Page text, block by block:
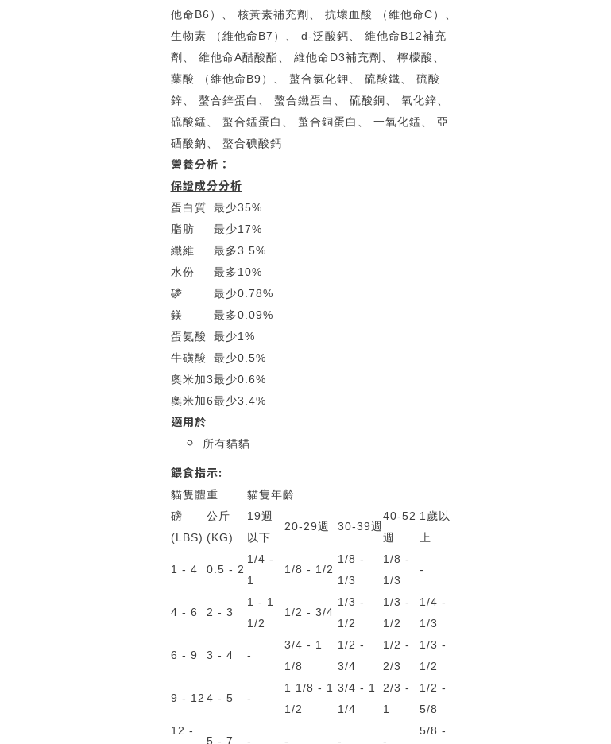
他命B6）、 核黃素補充劑、 抗壞血酸 （維他命C）、
生物素 （維他命B7）、 d-泛酸鈣、 維他命B12補充
劑、 維他命A醋酸酯、 維他命D3補充劑、 檸檬酸、
葉酸 （維他命B9）、 螯合氯化鉀、 硫酸鐵、 硫酸
鋅、 螯合鋅蛋白、 螯合鐵蛋白、 硫酸銅、 氧化鋅、
硫酸錳、 螯合錳蛋白、 螯合銅蛋白、 一氧化錳、 亞
硒酸鈉、 螯合碘酸鈣
營養分析：
保證成分分析
蛋白質 最少35%
脂肪
最少17%
纖維
最多3.5%
水份
最多10%
磷
最少0.78%
鎂
最多0.09%
蛋氨酸
最少1%
牛磺酸
最少0.5%
奧米加3最少0.6%
奧米加6最少3.4%
適用於
所有貓貓
餵食指示:
貓隻體重
貓隻年齡
磅
(LBS)
公斤
(KG)
19週
以下
20-29週 30-39週
40-52
週
1歲以
上
1 - 4 0.5 - 2
1/4 -
1
1/8 - 1/2
1/8 -
1/3
1/8 -
1/3
-
4 - 6 2 - 3
1 - 1
1/2
1/2 - 3/4
1/3 -
1/2
1/3 -
1/2
1/4 -
1/3
6 - 9 3 - 4 -
3/4 - 1
1/8
1/2 -
3/4
1/2 -
2/3
1/3 -
1/2
9 - 12 4 - 5 -
1 1/8 - 1
1/2
3/4 - 1
1/4
2/3 -
1
1/2 -
5/8
12 -
5 - 7 - - - -
5/8 -